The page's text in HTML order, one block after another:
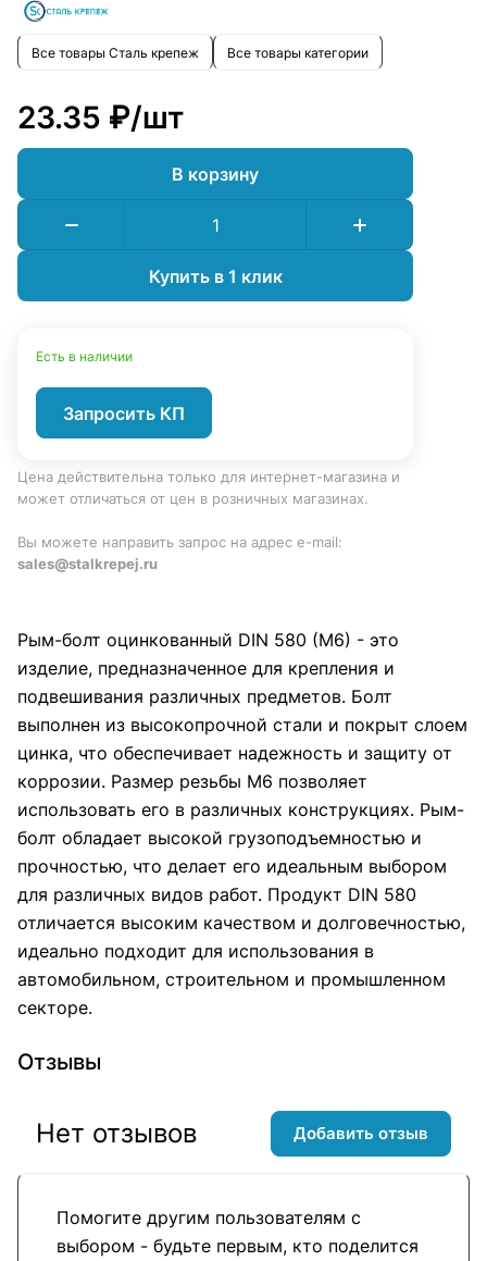
Все товары Сталь крепеж Все товары категории
23.35 ₽/шт
В корзину
Купить в 1 клик
Есть в наличии
Запросить КП
Цена действительна только для интернет-магазина и
может отличаться от цен в розничных магазинах.
Вы можете направить запрос на адрес e-mail:
sales@stalkrepej.ru
Рым-болт оцинкованный DIN 580 (M6) - это
изделие, предназначенное для крепления и
подвешивания различных предметов. Болт
выполнен из высокопрочной стали и покрыт слоем
цинка, что обеспечивает надежность и защиту от
коррозии. Размер резьбы M6 позволяет
использовать его в различных конструкциях. Рым-
болт обладает высокой грузоподъемностью и
прочностью, что делает его идеальным выбором
для различных видов работ. Продукт DIN 580
отличается высоким качеством и долговечностью,
идеально подходит для использования в
автомобильном, строительном и промышленном
секторе.
Отзывы
Помогите другим пользователям с
выбором - будьте первым, кто поделится
Нет отзывов Добавить отзыв